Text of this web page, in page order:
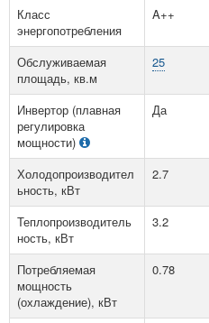
Класс
энергопотребления
A++
Обслуживаемая
площадь, кв.м
25
Инвертор (плавная
регулировка
мощности)
Да
Холодопроизводител
ьность, кВт
2.7
Теплопроизводитель
ность, кВт
3.2
Потребляемая
мощность
(охлаждение), кВт
0.78